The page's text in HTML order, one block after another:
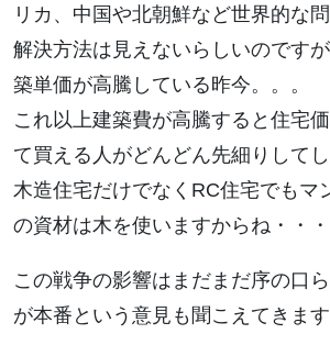
リカ、中国や北朝鮮など世界的な
解決方法は見えないらしいのです
築単価が高騰している昨今。。。
これ以上建築費が高騰すると住宅
て買える人がどんどん先細りしてし
木造住宅だけでなくRC住宅でもマ
の資材は木を使いますからね・・・
この戦争の影響はまだまだ序の口
が本番という意見も聞こえてきます